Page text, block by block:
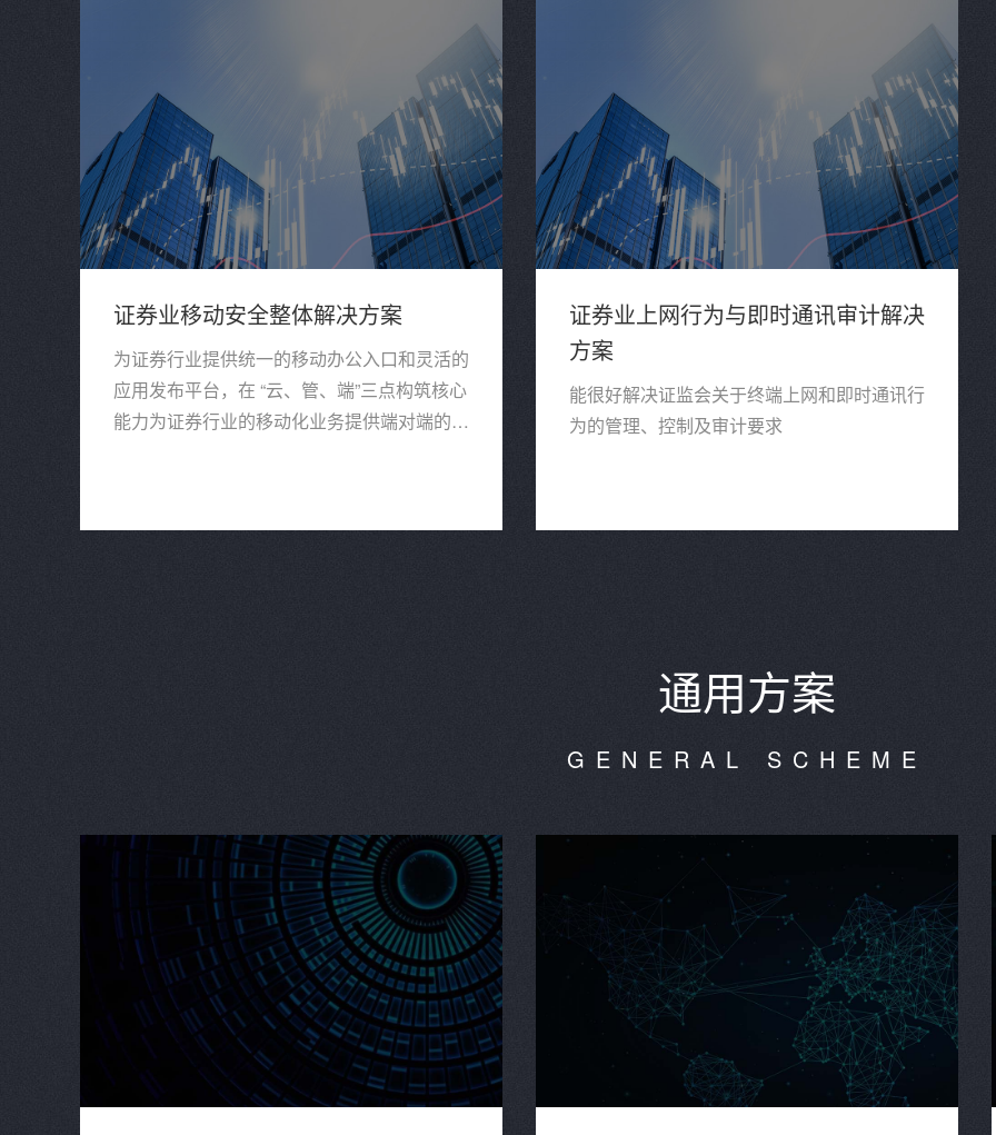
证券业移动安全整体解决方案
为证券行业提供统一的移动办公入口和灵活的
应用发布平台，在 “云、管、端”三点构筑核心
能力为证券行业的移动化业务提供端对端的整
证券业上网行为与即时通讯审计解决
方案
能很好解决证监会关于终端上网和即时通讯行
为的管理、控制及审计要求
通用方案
GENERAL SCHEME